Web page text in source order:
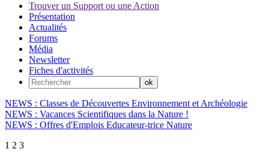
Trouver un Support ou une Action
Présentation
Actualités
Forums
Média
Newsletter
Fiches d'activités
NEWS : Classes de Découvertes Environnement et Archéologie
NEWS : Vacances Scientifiques dans la Nature !
NEWS : Offres d'Emplois Educateur-trice Nature
1 2 3